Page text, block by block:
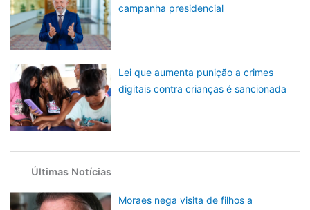
campanha presidencial
Lei que aumenta punição a crimes
digitais contra crianças é sancionada
Últimas Notícias
Moraes nega visita de filhos a